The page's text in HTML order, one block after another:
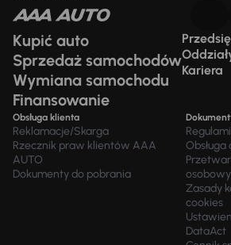
Kupić auto
Sprzedaż samochodów
Wymiana samochodu
Finansowanie
Kariera
Obsługa klienta
Reklamacje/Skarga
Rzecznik praw klientów AAA
AUTO
Dokumenty do pobrania
Zasady
cookies
DataAct